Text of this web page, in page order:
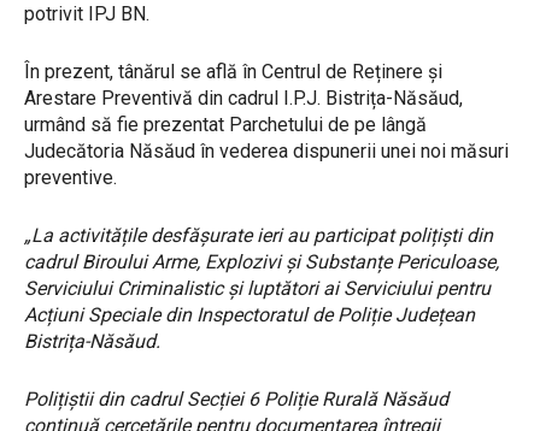
potrivit IPJ BN.
În prezent, tânărul se află în Centrul de Reținere și
Arestare Preventivă din cadrul I.P.J. Bistrița-Năsăud,
urmând să fie prezentat Parchetului de pe lângă
Judecătoria Năsăud în vederea dispunerii unei noi măsuri
preventive.
„La activitățile desfășurate ieri au participat polițiști din
cadrul Biroului Arme, Explozivi și Substanțe Periculoase,
Serviciului Criminalistic și luptători ai Serviciului pentru
Acțiuni Speciale din Inspectoratul de Poliție Județean
Bistrița-Năsăud.
Polițiștii din cadrul Secției 6 Poliție Rurală Năsăud
continuă cercetările pentru documentarea întregii